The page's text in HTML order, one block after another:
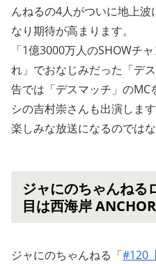
んねるの4人がついに地上
なり期待が高まります。
「1億3000万人のSHOWチ
れ」でおなじみだった「デ
告では「デスマッチ」の
シの吉村崇さんも出演しま
楽しみな放送になるのではな
ジャにのちゃんねる
目は西海岸
ジャにのちゃんねる「#120